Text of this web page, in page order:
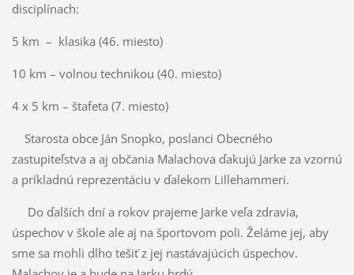
disciplínach:
5 km – klasika (46. miesto)
10 km – volnou technikou (40. miesto)
4 x 5 km – štafeta (7. miesto)
Starosta obce Ján Snopko, poslanci Obecného
zastupiteľstva a aj občania Malachova ďakujú Jarke za vzornú
a príkladnú reprezentáciu v ďalekom Lillehammeri.
Do ďalších dní a rokov prajeme Jarke veľa zdravia,
úspechov v škole ale aj na športovom poli. Želáme jej, aby
sme sa mohli dlho tešiť z jej nastávajúcich úspechov.